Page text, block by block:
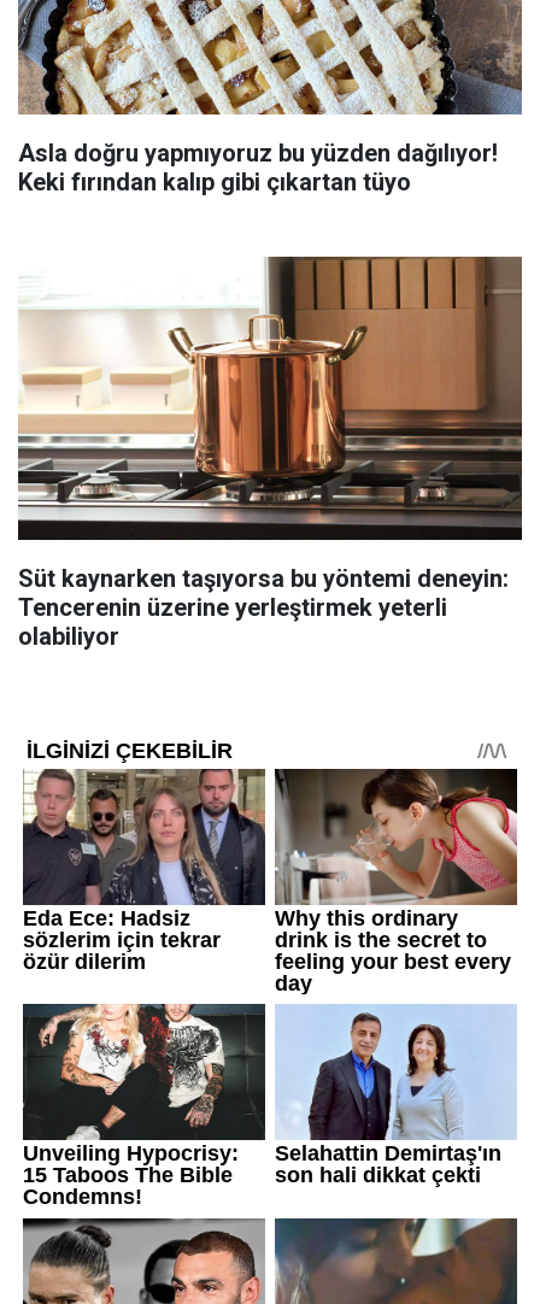
Asla doğru yapmıyoruz bu yüzden dağılıyor!
Keki fırından kalıp gibi çıkartan tüyo
Süt kaynarken taşıyorsa bu yöntemi deneyin:
Tencerenin üzerine yerleştirmek yeterli
olabiliyor